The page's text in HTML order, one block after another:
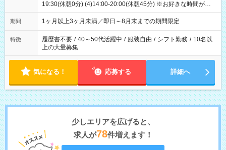
19:30(休憩0分) (4)14:00-20:00(休憩45分) ※お好きな時間が選べ
ます
期間 1ヶ月以上3ヶ月未満／即日～8月末までの期間限定
特徴 履歴書不要 / 40～50代活躍中 / 服装自由 / シフト勤務 / 10名以
上の大量募集
気になる！ 応募する 詳細へ
少しエリアを広げると、
求人が78件増えます！